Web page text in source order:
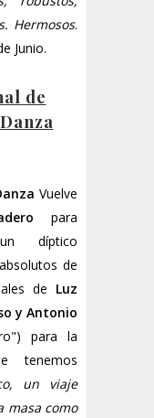
Hermosos.
Junio.
de
Vuelve
para
díptico
de
de Luz
y Antonio
para la
tenemos
un viaje
masa como